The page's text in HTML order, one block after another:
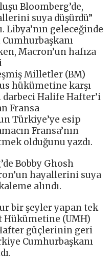
Bloomberg’de,
suya düşürdü”
Libya’nın geleceğinde
Macron’un hafıza
Milletler (BM)
hükümetine karşı
darbeci Halife Hafter’i
Fransa
Türkiye’ye esip
Fransa’nın
olduğunu yazdı.
Bobby Ghosh
hayallerini suya
alındı.
bir şeyler yapan tek
(UMH)
güçlerinin geri
Cumhurbaşkanı